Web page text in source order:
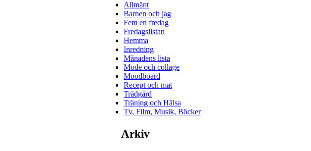
Allmänt
Barnen och jag
Fem en fredag
Fredagslistan
Hemma
Inredning
Månadens lista
Mode och collage
Moodboard
Recept och mat
Trädgård
Träning och Hälsa
Tv, Film, Musik, Böcker
Arkiv